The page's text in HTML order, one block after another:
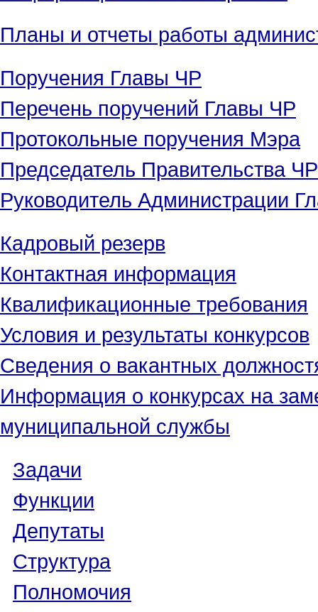
Планы и отчеты работы
Поручения Главы ЧР
Перечень поручений Главы ЧР
Протокольные поручения Мэра
Председатель Правительства ЧР
Руководитель Администрации
Кадровый резерв
Контактная информация
Квалификационные требования
Условия и результаты конкурсов
Сведения о вакантных
Информация о конкурсах на
муниципальной службы
Задачи
Функции
Депутаты
Структура
Полномочия